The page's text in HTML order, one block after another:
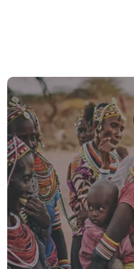
أهرامات الجيزة